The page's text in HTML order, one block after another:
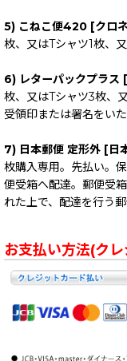
5) こねこ便420 [クロ
枚、又はTシャツ1枚、
6) レターパックプラス
枚、又はTシャツ3枚、
受領印または署名をい
7) 日本郵便 定形外 [日
枚購入専用。先払い。
便受箱へ配達。郵便受
れた上で、配達を行う
お支払い方法(ク